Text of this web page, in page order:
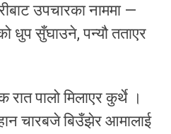
उपचारका नाममा —
धुप सुँघाउने, पन्यौ तताएर
पालो मिलाएर कुर्थे ।
चारबजे बिउँझेर आमालाई